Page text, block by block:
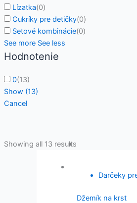
Lízatka(0)
Cukríky pre detičky(0)
Setové kombinácie(0)
See more See less
Hodnotenie
0(13)
Show (13)
Cancel
Showing all 13 results
Darčeky
Džemík na krst